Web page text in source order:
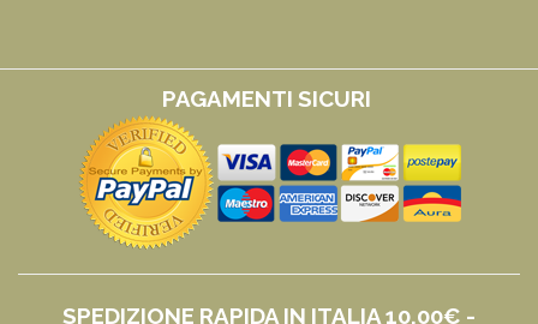
PAGAMENTI SICURI
SPEDIZIONE RAPIDA IN ITALIA 10,00€ -